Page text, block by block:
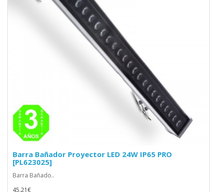
Barra Bañador Proyector LED 24W IP65 PRO
[PL623025]
Barra Bañado..
45.21€